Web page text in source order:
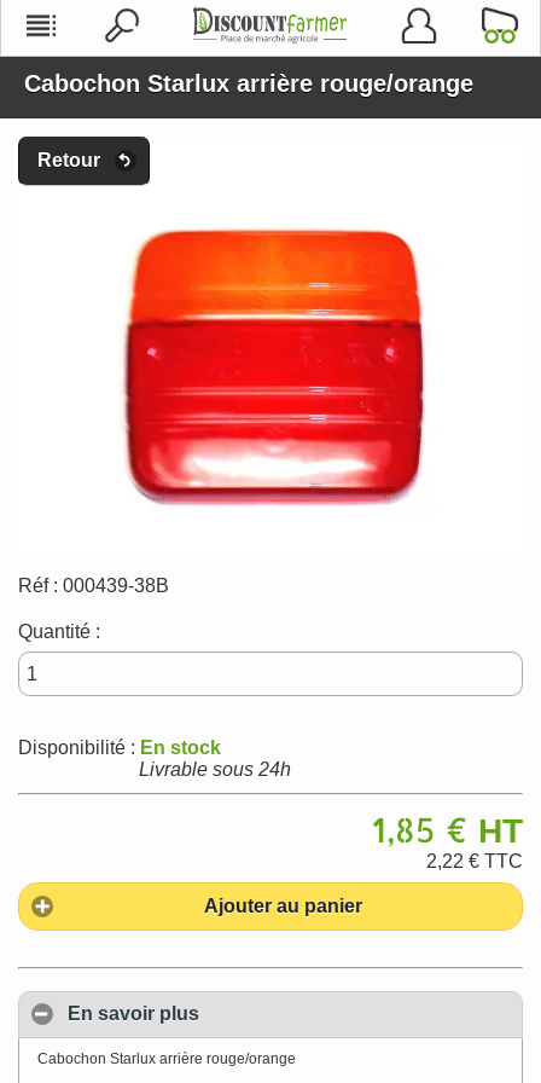
Cabochon Starlux arrière rouge/orange
Retour
Réf : 000439-38B
Quantité :
Disponibilité : En stock
Livrable sous 24h
1,85 € HT
2,22 € TTC
Ajouter au panier
En savoir plus
Cabochon Starlux arrière rouge/orange